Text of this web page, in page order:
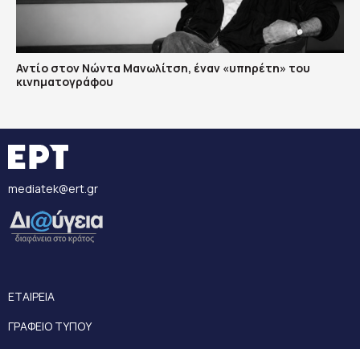
Αντίο στον Νώντα Μανωλίτση, έναν «υπηρέτη» του
κινηματογράφου
mediatek@ert.gr
ΕΤΑΙΡΕΙΑ
ΓΡΑΦΕΙΟ ΤΥΠΟΥ